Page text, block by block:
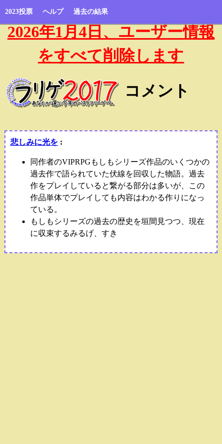
2023投票 ヘルプ 過去の結果
2026年1月4日、ユーザー情報
をすべて削除します
コメント
悲しみに光を:
同作者のVIPRPGもしもシリーズ作品のいくつかの
過去作で語られていた伏線を回収した物語。過去
作をプレイしていると繋がる部分は多いが、この
作品単体でプレイしても内容はわかる作りになっ
ている。
もしもシリーズの過去の歴史を垣間見つつ、現在
に収束するみるげ、すき